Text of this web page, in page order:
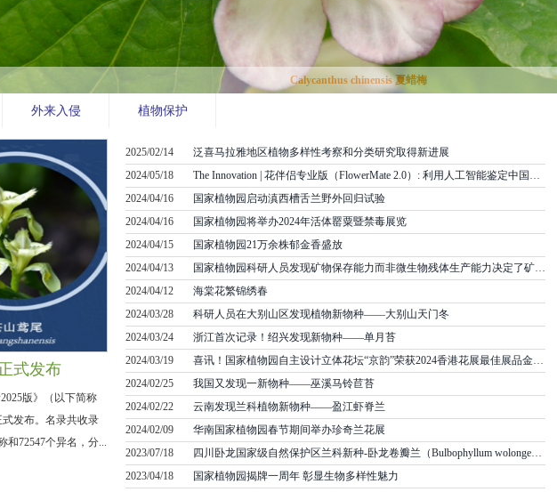
Calycanthus chinensis 夏蜡梅
外来入侵 植物保护
式发布
版》（以下简称
式发布。名录共收录
和72547个异名，分...
2025/02/14
泛喜马拉雅地区植物多样性考察和分类研究取得新进展
2024/05/18
The Innovation | 花伴侣专业版（FlowerMate 2.0）: 利用人工智能鉴定中国植物
2024/04/16
国家植物园启动滇西槽舌兰野外回归试验
2024/04/16
国家植物园将举办2024年活体罂粟暨禁毒展览
2024/04/15
国家植物园21万余株郁金香盛放
2024/04/13
国家植物园科研人员发现矿物保存能力而非微生物残体生产能力决定了矿物结合有机碳的长期积累
2024/04/12
海棠花繁锦绣春
2024/03/28
科研人员在大别山区发现植物新物种——大别山天门冬
2024/03/24
浙江首次记录！绍兴发现新物种——单月苔
2024/03/19
喜讯！国家植物园自主设计立体花坛“京韵”荣获2024香港花展最佳展品金奖及最具特色大奖
2024/02/25
我国又发现一新物种——巫溪马铃苣苔
2024/02/22
云南发现兰科植物新物种——盈江虾脊兰
2024/02/09
华南国家植物园春节期间举办珍奇兰花展
2023/07/18
四川卧龙国家级自然保护区兰科新种-卧龙卷瓣兰（Bulbophyllum wolongense）
2023/04/18
国家植物园揭牌一周年 彰显生物多样性魅力